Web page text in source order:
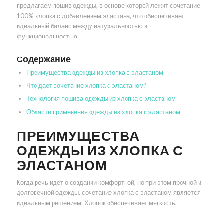
предлагаем пошив одежды, в основе которой лежит сочетание
100% хлопка с добавлением эластана, что обеспечивает
идеальный баланс между натуральностью и
функциональностью.
Содержание
Преимущества одежды из хлопка с эластаном
Что дает сочетание хлопка с эластаном?
Технология пошива одежды из хлопка с эластаном
Области применения одежды из хлопка с эластаном
ПРЕИМУЩЕСТВА
ОДЕЖДЫ ИЗ ХЛОПКА С
ЭЛАСТАНОМ
Когда речь идет о создании комфортной, но при этом прочной и
долговечной одежды, сочетание хлопка с эластаном является
идеальным решением. Хлопок обеспечивает мягкость,